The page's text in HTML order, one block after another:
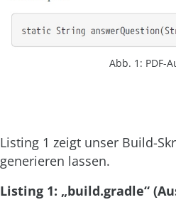
Abb. 1: PDF-
Listing 1 zeigt unser Build-
generieren lassen.
Listing 1: „build.gradle“